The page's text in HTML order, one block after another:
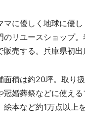
に優しく地球に優し
のリユースショップ
販売する。兵庫県初出
積は約20坪。取り
冠婚葬祭などに使え
絵本など約1万点以上